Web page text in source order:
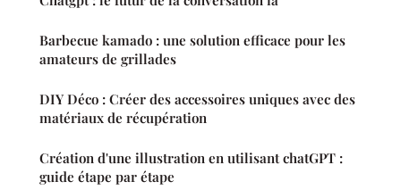
Barbecue kamado : une solution efficace pour les
amateurs de grillades
DIY Déco : Créer des accessoires uniques avec des
matériaux de récupération
Création d'une illustration en utilisant chatGPT :
guide étape par étape